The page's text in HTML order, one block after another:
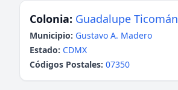
Colonia: Guadalupe
Municipio: Gustavo A. Madero
Estado: CDMX
Códigos Postales: 07350